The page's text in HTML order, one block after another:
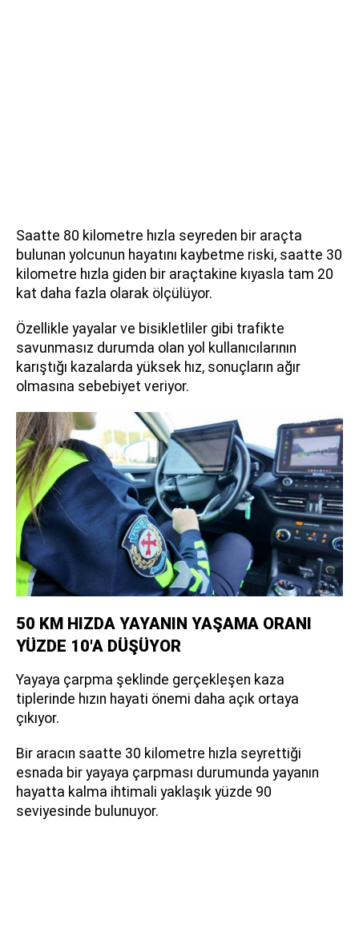
Saatte 80 kilometre hızla seyreden bir araçta
bulunan yolcunun hayatını kaybetme riski, saatte 30
kilometre hızla giden bir araçtakine kıyasla tam 20
kat daha fazla olarak ölçülüyor.
Özellikle yayalar ve bisikletliler gibi trafikte
savunmasız durumda olan yol kullanıcılarının
karıştığı kazalarda yüksek hız, sonuçların ağır
olmasına sebebiyet veriyor.
50 KM HIZDA YAYANIN YAŞAMA ORANI
YÜZDE 10'A DÜŞÜYOR
Yayaya çarpma şeklinde gerçekleşen kaza
tiplerinde hızın hayati önemi daha açık ortaya
çıkıyor.
Bir aracın saatte 30 kilometre hızla seyrettiği
esnada bir yayaya çarpması durumunda yayanın
hayatta kalma ihtimali yaklaşık yüzde 90
seviyesinde bulunuyor.